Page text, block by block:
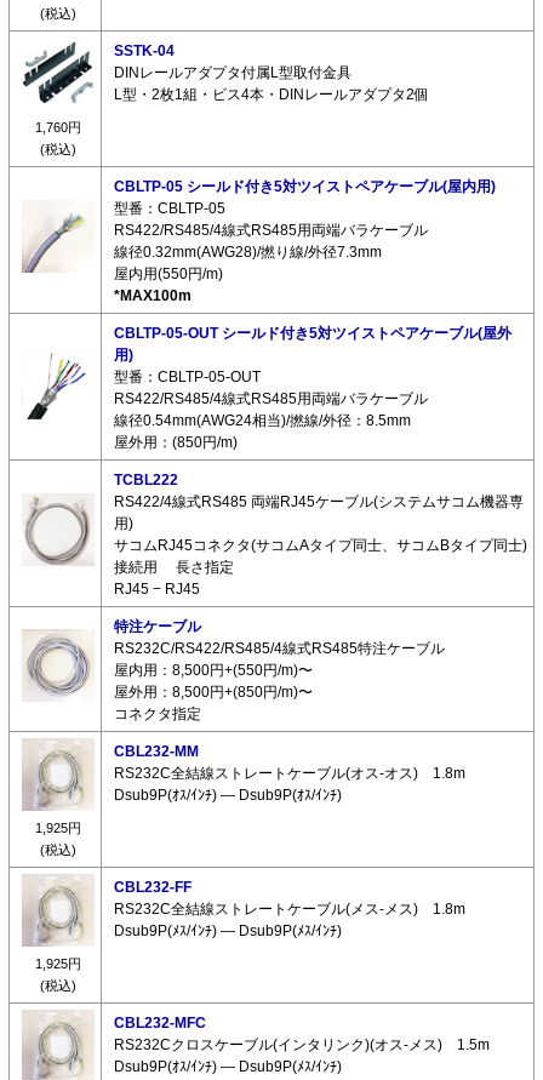
(税込)
1,760円
(税込)
SSTK-04
DINレールアダプタ付属L型取付金具
L型・2枚1組・ビス4本・DINレールアダプタ2個
CBLTP-05 シールド付き5対ツイストペアケーブル(屋内用)
型番：CBLTP-05
RS422/RS485/4線式RS485用両端バラケーブル
線径0.32mm(AWG28)/撚り線/外径7.3mm
屋内用(550円/m)
*MAX100m
CBLTP-05-OUT シールド付き5対ツイストペアケーブル(屋外
用)
型番：CBLTP-05-OUT
RS422/RS485/4線式RS485用両端バラケーブル
線径0.54mm(AWG24相当)/撚線/外径：8.5mm
屋外用：(850円/m)
TCBL222
RS422/4線式RS485 両端RJ45ケーブル(システムサコム機器専
用)
サコムRJ45コネクタ(サコムAタイプ同士、サコムBタイプ同士)
接続用 長さ指定
RJ45 − RJ45
特注ケーブル
RS232C/RS422/RS485/4線式RS485特注ケーブル
屋内用：8,500円+(550円/m)〜
屋外用：8,500円+(850円/m)〜
コネクタ指定
1,925円
(税込)
CBL232-MM
RS232C全結線ストレートケーブル(オス-オス) 1.8m
Dsub9P(ｵｽ/ｲﾝﾁ) ― Dsub9P(ｵｽ/ｲﾝﾁ)
1,925円
(税込)
CBL232-FF
RS232C全結線ストレートケーブル(メス-メス) 1.8m
Dsub9P(ﾒｽ/ｲﾝﾁ) ― Dsub9P(ﾒｽ/ｲﾝﾁ)
CBL232-MFC
RS232Cクロスケーブル(インタリンク)(オス-メス) 1.5m
Dsub9P(ｵｽ/ｲﾝﾁ) ― Dsub9P(ﾒｽ/ｲﾝﾁ)